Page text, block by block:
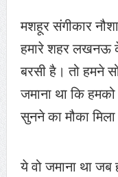
मशहूर संगीकार
हमारे शहर
बरसी है। तो हमने
जमाना था कि
सुनने का मौका
ये वो जमाना था